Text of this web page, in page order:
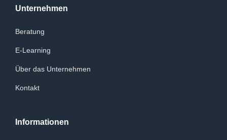
Unternehmen
Beratung
E-Learning
Über das Unternehmen
Kontakt
Informationen